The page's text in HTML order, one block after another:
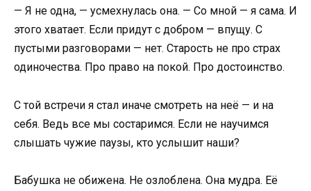
— Я не одна, — усмехнулась она. — Со мной — я сама. И
этого хватает. Если придут с добром — впущу. С
пустыми разговорами — нет. Старость не про страх
одиночества. Про право на покой. Про достоинство.
С той встречи я стал иначе смотреть на неё — и на
себя. Ведь все мы состаримся. Если не научимся
слышать чужие паузы, кто услышит наши?
Бабушка не обижена. Не озлоблена. Она мудра. Её